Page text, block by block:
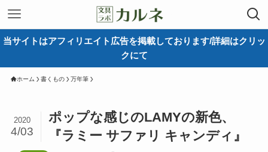
当サイトはアフィリエイト広告を掲載しております/詳細はクリッ
クにて
ホーム 書くもの 万年筆
ポップな感じのLAMYの新色、
『ラミー サファリ キャンディ』
2020
4/03